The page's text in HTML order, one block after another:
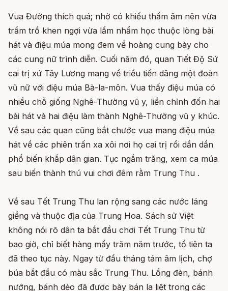
Vua Đường thích quá; nhờ có khiếu thẩm âm nên vừa
trầm trồ khen ngợi vừa lẩm nhẩm học thuộc lòng bài
hát và điệu múa mong đem về hoàng cung bày cho
các cung nữ trình diễn. Cuối năm đó, quan Tiết Độ Sứ
cai trị xứ Tây Lương mang về triều tiến dâng một đoàn
vũ nữ với điệu múa Bà-la-môn. Vua thấy điệu múa có
nhiều chỗ giống Nghê-Thường vũ y, liền chỉnh đốn hai
bài hát và hai điệu làm thành Nghê-Thường vũ y khúc.
Về sau các quan cũng bắt chước vua mang điệu múa
hát về các phiên trấn xa xôi nơi họ cai trị rồi dần dần
phổ biến khắp dân gian. Tục ngắm trăng, xem ca múa
sau biến thành thú vui chơi đêm rằm Trung Thu .
Về sau Tết Trung Thu lan rộng sang các nước láng
giềng và thuộc địa của Trung Hoa. Sách sử Việt
không nói rõ dân ta bắt đầu chơi Tết Trung Thu từ
bao giờ, chỉ biết hàng mấy trăm năm trước, tổ tiên ta
đã theo tục này. Ngay từ đầu tháng tám âm lịch, chợ
búa bắt đầu có màu sắc Trung Thu. Lồng đèn, bánh
nướng, bánh dẻo đã được bày bán la liệt trong các